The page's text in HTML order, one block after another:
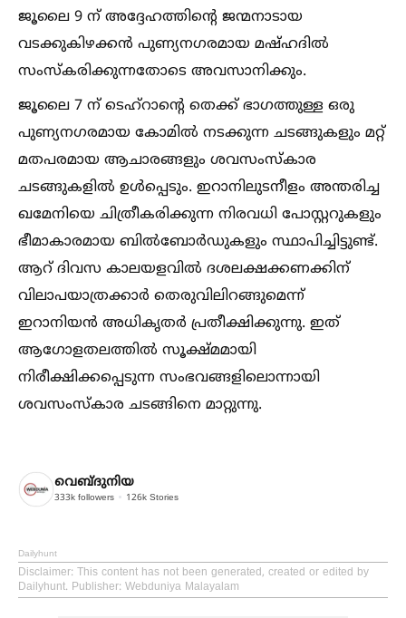
ജൂലൈ 9 ന് അദ്ദേഹത്തിന്റെ ജന്മനാടായ
വടക്കുകിഴക്കന്‍ പുണ്യനഗരമായ മഷ്ഹദില്‍
സംസ്‌കരിക്കുന്നതോടെ അവസാനിക്കും.
ജൂലൈ 7 ന് ടെഹ്റാന്റെ തെക്ക് ഭാഗത്തുള്ള ഒരു
പുണ്യനഗരമായ കോമില്‍ നടക്കുന്ന ചടങ്ങുകളും മറ്റ്
മതപരമായ ആചാരങ്ങളും ശവസംസ്‌കാര
ചടങ്ങുകളില്‍ ഉള്‍പ്പെടും. ഇറാനിലുടനീളം അന്തരിച്ച
ഖമേനിയെ ചിത്രീകരിക്കുന്ന നിരവധി പോസ്റ്ററുകളും
ഭീമാകാരമായ ബില്‍ബോര്‍ഡുകളും സ്ഥാപിച്ചിട്ടുണ്ട്.
ആറ് ദിവസ കാലയളവില്‍ ദശലക്ഷക്കണക്കിന്
വിലാപയാത്രക്കാര്‍ തെരുവിലിറങ്ങുമെന്ന്
ഇറാനിയന്‍ അധികൃതര്‍ പ്രതീക്ഷിക്കുന്നു. ഇത്
ആഗോളതലത്തില്‍ സൂക്ഷ്മമായി
നിരീക്ഷിക്കപ്പെടുന്ന സംഭവങ്ങളിലൊന്നായി
ശവസംസ്‌കാര ചടങ്ങിനെ മാറ്റുന്നു.
വെബ്ദുനിയ
333k followers 126k Stories
Dailyhunt
Disclaimer: This content has not been generated, created or edited by
Dailyhunt. Publisher: Webduniya Malayalam